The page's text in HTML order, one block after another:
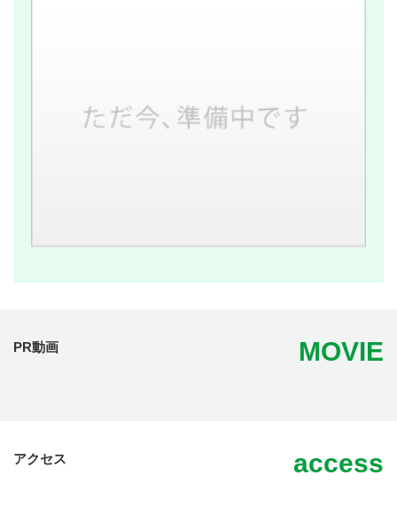
PR動画 MOVIE
アクセス access